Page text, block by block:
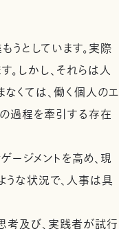
としています。実際
しかし、それらは人
くては、働く個人のエ
過程を牽引する存在
ジメントを高め、現
うな状況で、人事は具
考及び、実践者が試行